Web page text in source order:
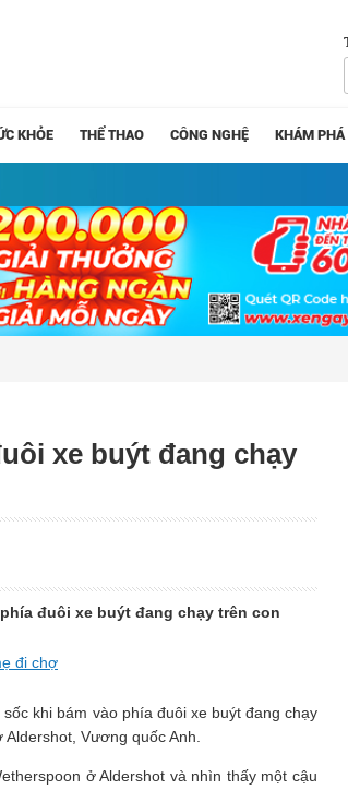
KHỎE THỂ THAO CÔNG NGHỆ KHÁM PHÁ
xe buýt đang chạy
đuôi xe buýt đang chạy trên con
đi chợ
khi bám vào phía đuôi xe buýt đang chạy
Vương quốc Anh.
ở Aldershot và nhìn thấy một cậu